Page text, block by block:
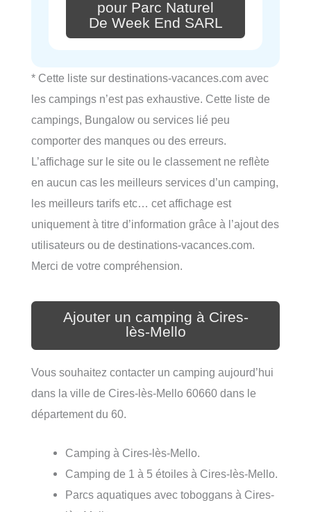
pour Parc Naturel
De Week End SARL
* Cette liste sur destinations-vacances.com avec
les campings n’est pas exhaustive. Cette liste de
campings, Bungalow ou services lié peu
comporter des manques ou des erreurs.
L’affichage sur le site ou le classement ne reflète
en aucun cas les meilleurs services d’un camping,
les meilleurs tarifs etc… cet affichage est
uniquement à titre d’information grâce à l’ajout des
utilisateurs ou de destinations-vacances.com.
Merci de votre compréhension.
Ajouter un camping à Cires-
lès-Mello
Vous souhaitez contacter un camping aujourd’hui
dans la ville de Cires-lès-Mello 60660 dans le
département du 60.
Camping à Cires-lès-Mello.
Camping de 1 à 5 étoiles à Cires-lès-Mello.
Parcs aquatiques avec toboggans à Cires-